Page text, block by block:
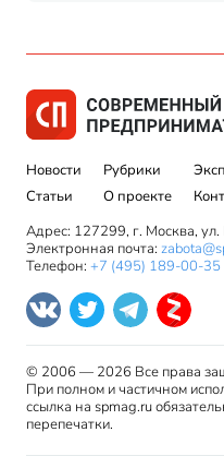
Новости
Статьи
Рубрики
О проекте
Адрес: 127299, г. Москва,
Электронная почта:
Телефон: +7 (495) 189-00-35
© 2006 — 2026 Все права
При полном и частичном
ссылка на spmag.ru
перепечатки.